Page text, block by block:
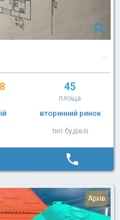
45
площа
вторинний ринок
тип будівлі